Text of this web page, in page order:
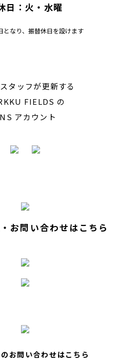
日：火・水曜
となり、振替休日を設けます
タッフが更新する
FIELDS の
アカウント
お問い合わせはこちら
お問い合わせはこちら